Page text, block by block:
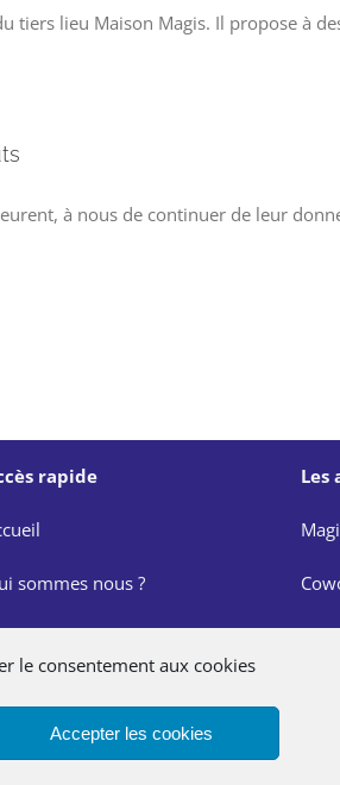
le consentement aux cookies
Accepter les cookies
tiers lieu Maison Magis. Il propose à
à nous de continuer de leur
rapide
sommes nous ?
pratiques
Les
JRS